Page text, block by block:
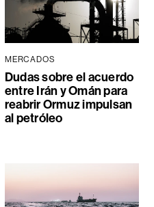
MERCADOS
Dudas sobre el acuerdo
entre Irán y Omán para
reabrir Ormuz impulsan
al petróleo